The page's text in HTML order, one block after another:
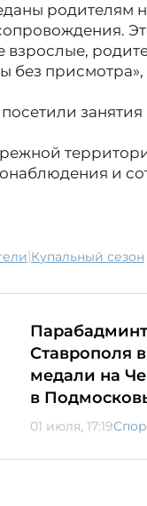
родителям
взрослые,
без присмотра»,
и
| купальный сезон
Ставрополя
медали на
в
01 июля, 17:19